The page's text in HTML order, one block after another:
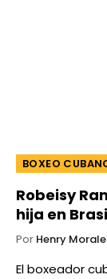
BOXEO
Robeisy
hija en
Por Henry
El boxeador